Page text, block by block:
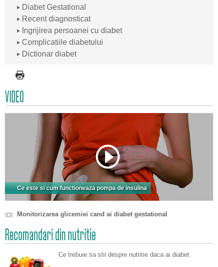
Diabet Gestational
Recent diagnosticat
Ingrijirea persoanei cu diabet
Complicatiile diabetului
Dictionar diabet
VIDEO
Ce este si cum functioneaza pompa de insulina
Monitorizarea glicemiei cand ai diabet gestational
Recomandari din nutritie
Ce trebuie sa stii despre nutritie daca ai diabet